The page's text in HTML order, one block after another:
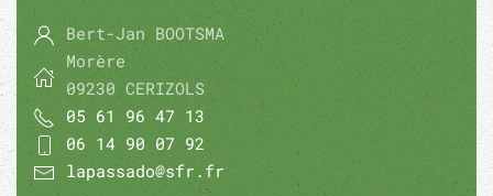
Bert-Jan BOOTSMA
Morère
09230 CERIZOLS
05 61 96 47 13
06 14 90 07 92
lapassado@sfr.fr